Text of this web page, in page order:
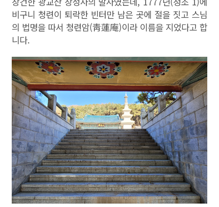
비구니 청련이 퇴락한 빈터만 남은 곳에 절을 짓고 스님
의 법명을 따서 청련암(靑蓮庵)이라 이름을 지었다고 합
니다.